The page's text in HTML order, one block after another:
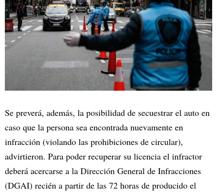
Se preverá, además, la posibilidad de secuestrar el auto en
caso que la persona sea encontrada nuevamente en
infracción (violando las prohibiciones de circular),
advirtieron. Para poder recuperar su licencia el infractor
deberá acercarse a la Dirección General de Infracciones
(DGAI) recién a partir de las 72 horas de producido el